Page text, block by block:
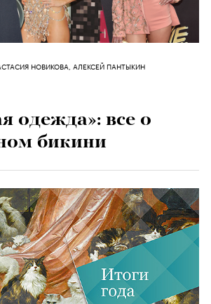
НОВИКОВА, АЛЕКСЕЙ ПАНТЫКИН
одежда»: все о
бикини